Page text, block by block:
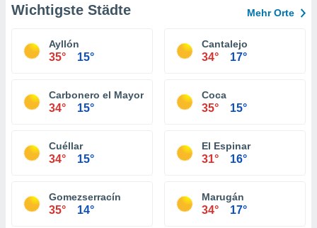
Wichtigste Städte Mehr Orte
Ayllón
35° 15°
Cantalejo
34° 17°
Carbonero el Mayor
34° 15°
Coca
35° 15°
Cuéllar
34° 15°
El Espinar
31° 16°
Gomezserracín
35° 14°
Marugán
34° 17°